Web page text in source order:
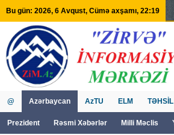
Bu gün: 2026, 6 Avqust, Cümə axşamı, 22:19
@ Azərbaycan
Prezident Rəsmi Xəbərlər Milli Məclis
AzTU ELM TƏHSİL